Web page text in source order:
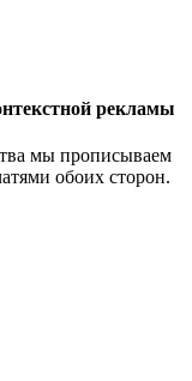
рекламы
мы прописываем
обоих сторон.